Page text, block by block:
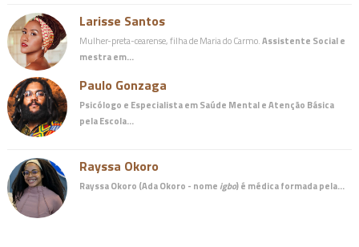
Larisse Santos
Mulher-preta-cearense, filha de Maria do Carmo.Assistente Social e
mestra em…
Paulo Gonzaga
Psicólogo e Especialista em Saúde Mental e Atenção Básica
pela Escola…
Rayssa Okoro
Rayssa Okoro (Ada Okoro - nome igbo) é médicaformada pela…